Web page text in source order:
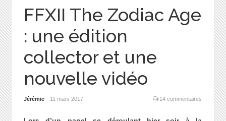
FFXII The Zodiac Age
: une édition
collector et une
nouvelle vidéo
Jérémie 11 mars 2017 14 commentaires